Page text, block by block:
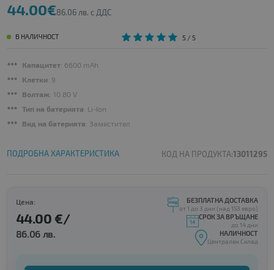
44.00€86.06 лв. с ДДС
В НАЛИЧНОСТ 5/ 5
Капацитет: 6600 mAh
Клетки: 9
Волтаж: 10.80 V
Тип на батерията: Li-Ion
Вид на батерията: Заместител
ПОДРОБНА ХАРАКТЕРИСТИКА КОД НА ПРОДУКТА:13011295
Цена:
44.00 €/
86.06 лв.
БЕЗПЛАТНА ДОСТАВКА
от 1 до 3 дни (над 153 евро)
СРОК ЗА ВРЪЩАНЕ
до 14 дни
НАЛИЧНОСТ
Централен Склад